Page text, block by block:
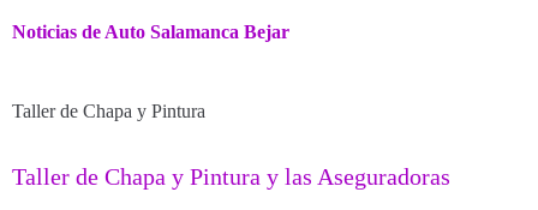
Noticias de Auto Salamanca Bejar
Taller de Chapa y Pintura
Taller de Chapa y Pintura y las Aseguradoras